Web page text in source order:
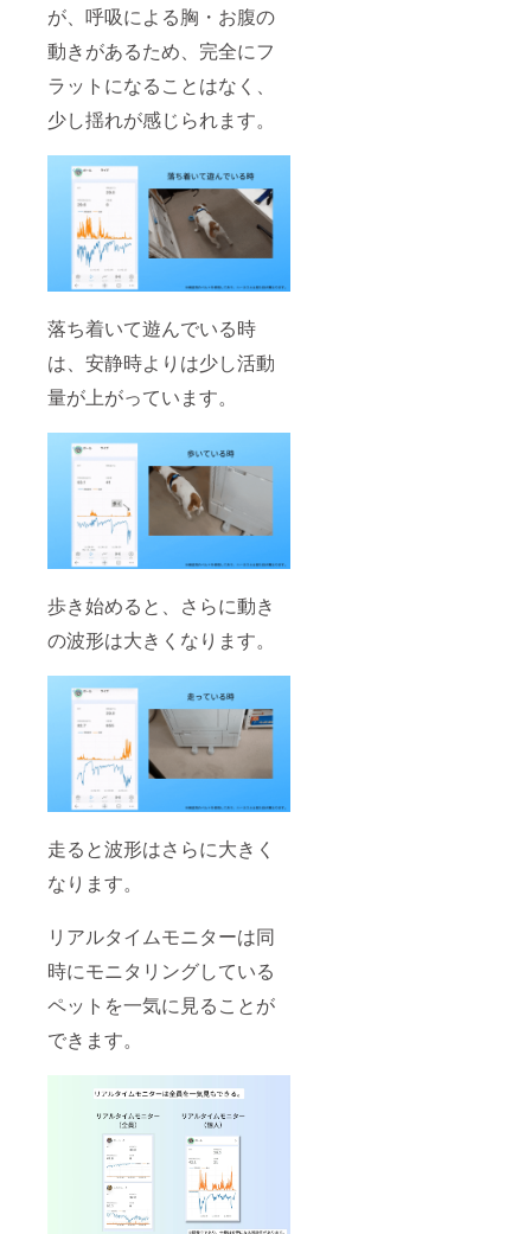
が、呼吸による胸・お腹の
動きがあるため、完全にフ
ラットになることはなく、
少し揺れが感じられます。
落ち着いて遊んでいる時
は、安静時よりは少し活動
量が上がっています。
歩き始めると、さらに動き
の波形は大きくなります。
走ると波形はさらに大きく
なります。
リアルタイムモニターは同
時にモニタリングしている
ペットを一気に見ることが
できます。